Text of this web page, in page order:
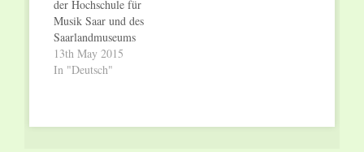
der Hochschule für
Musik Saar und des
Saarlandmuseums
Sonntag, 17. Mai
2015, 11.30 Uhr
13th May 2015
In "Deutsch"